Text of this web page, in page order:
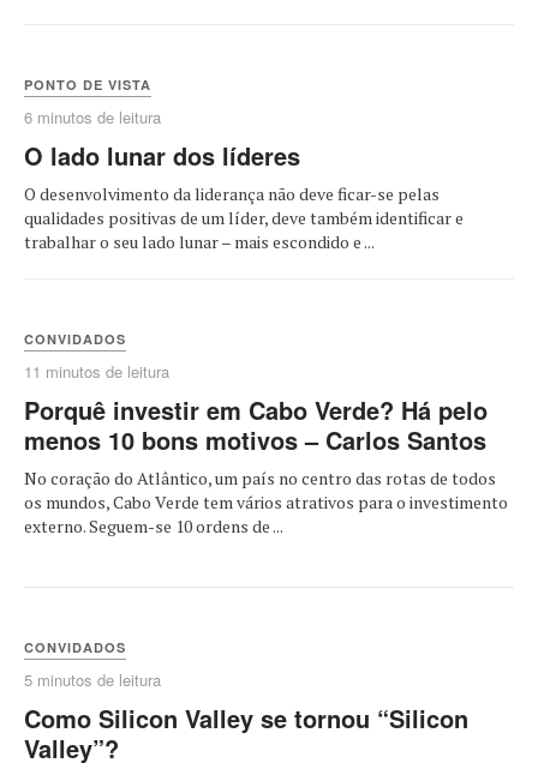
PONTO DE VISTA
6 minutos de leitura
O lado lunar dos líderes
O desenvolvimento da liderança não deve ficar-se pelas
qualidades positivas de um líder, deve também identificar e
trabalhar o seu lado lunar – mais escondido e ...
CONVIDADOS
11 minutos de leitura
Porquê investir em Cabo Verde? Há pelo
menos 10 bons motivos – Carlos Santos
No coração do Atlântico, um país no centro das rotas de todos
os mundos, Cabo Verde tem vários atrativos para o investimento
externo. Seguem-se 10 ordens de ...
CONVIDADOS
5 minutos de leitura
Como Silicon Valley se tornou “Silicon
Valley”?